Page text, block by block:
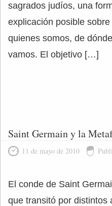
sagrados judíos, una
explicación posible
quienes somos, de
vamos. El objetivo […]
Saint Germain y la
11 de mayo de 2010
El conde de Saint
que transitó por distintos